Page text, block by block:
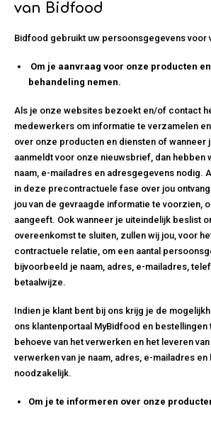
van Bidfood
Bidfood gebruikt uw persoonsgegevens voor
Om je aanvraag voor onze producten
behandeling nemen.
Als je onze websites bezoekt en/of contact
medewerkers om informatie te verzamelen
over onze producten en diensten of wanneer
aanmeldt voor onze nieuwsbrief, dan hebben
naam, e-mailadres en adresgegevens nodig.
in deze precontractuele fase over jou
jou van de gevraagde informatie te voorzien,
aangeeft. Ook wanneer je uiteindelijk beslist
overeenkomst te sluiten, zullen wij jou, voor
contractuele relatie, om een aantal
bijvoorbeeld je naam, adres, e-mailadres,
betaalwijze.
Indien je klant bent bij ons krijg je de
ons klantenportaal MyBidfood en bestellingen
behoeve van het verwerken en het leveren
verwerken van je naam, adres, e-mailadres
noodzakelijk.
Om je te informeren over onze